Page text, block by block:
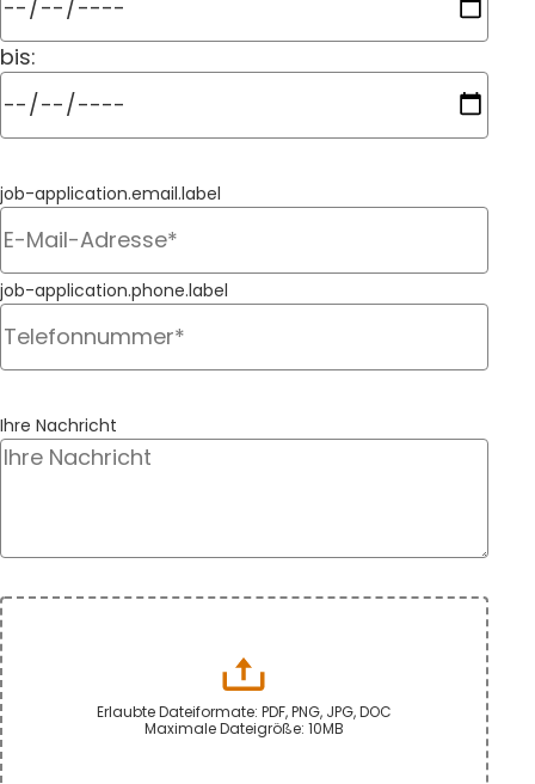
bis:
job-application.email.label
job-application.phone.label
Ihre Nachricht
Erlaubte Dateiformate: PDF, PNG, JPG, DOC
Maximale Dateigröße: 10MB